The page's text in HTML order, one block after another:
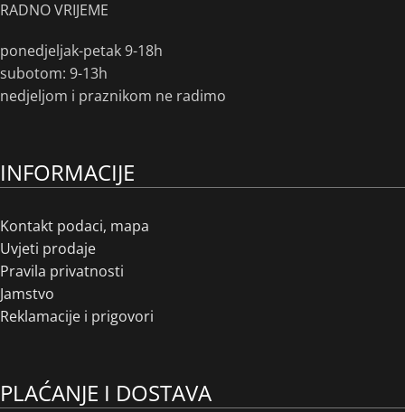
RADNO VRIJEME
ponedjeljak-petak 9-18h
subotom: 9-13h
nedjeljom i praznikom ne radimo
INFORMACIJE
Kontakt podaci, mapa
Uvjeti prodaje
Pravila privatnosti
Jamstvo
Reklamacije i prigovori
PLAĆANJE I DOSTAVA